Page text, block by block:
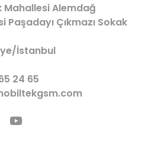
Alemdağ
Paşadayı Çıkmazı Sokak
İstanbul
24 65